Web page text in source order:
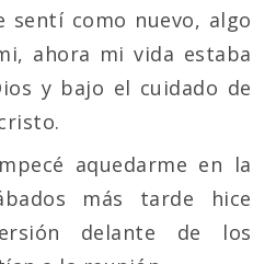
sentí como nuevo, algo
ahora mi vida estaba
y bajo el cuidado de
aquedarme en la
más tarde hice
delante de los